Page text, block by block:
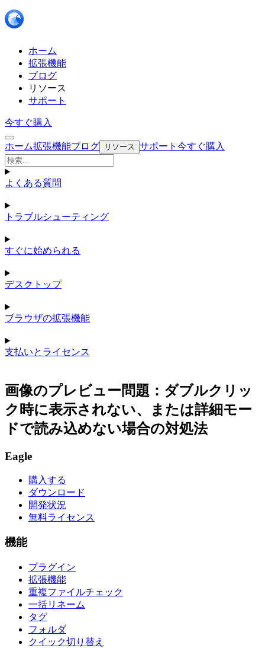
ホーム
拡張機能
ブログ
リソース
サポート
今すぐ購入
ホーム拡張機能ブログ リソース サポート 今すぐ購入
よくある質問
トラブルシューティング
すぐに始められる
デスクトップ
ブラウザの拡張機能
支払いとライセンス
画像のプレビュー問題：ダブルクリッ
ク時に表示されない、または詳細モー
ドで読み込めない場合の対処法
Eagle
購入する
ダウンロード
開発状況
無料ライセンス
機能
プラグイン
拡張機能
重複ファイルチェック
一括リネーム
タグ
フォルダ
クイック切り替え